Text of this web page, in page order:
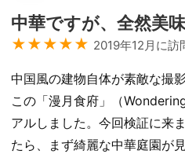
中華ですが、全然美
★★★★★ 2019年12月に訪
中国風の建物自体が素敵な撮
この「漫月食府」（
アルしました。今回検証に来
たら、まず綺麗な中華庭園が